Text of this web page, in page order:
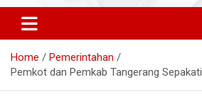
Home
Pemerintahan
Pemkot dan Pemkab Tangerang